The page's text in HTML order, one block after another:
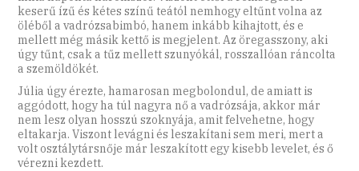
keserű ízű és kétes színű teától nemhogy eltűnt volna az
öléből a vadrózsabimbó, hanem inkább kihajtott, és e
mellett még másik kettő is megjelent. Az öregasszony, aki
úgy tűnt, csak a tűz mellett szunyókál, rosszallóan ráncolta
a szemöldökét.
Júlia úgy érezte, hamarosan megbolondul, de amiatt is
aggódott, hogy ha túl nagyra nő a vadrózsája, akkor már
nem lesz olyan hosszú szoknyája, amit felvehetne, hogy
eltakarja. Viszont levágni és leszakítani sem meri, mert a
volt osztálytársnője már leszakított egy kisebb levelet, és ő
vérezni kezdett.